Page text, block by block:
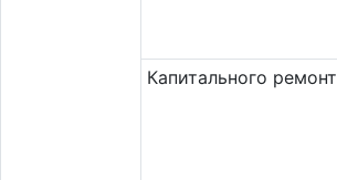
Капитального